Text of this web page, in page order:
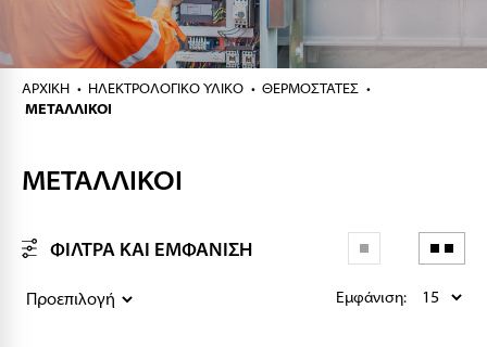
ΑΡΧΙΚΉ ΗΛΕΚΤΡΟΛΟΓΙΚΟ ΥΛΙΚΟ
ΘΕΡΜΟΣΤΑΤΕΣ
ΜΕΤΑΛΛΙΚΟΙ
ΜΕΤΑΛΛΙΚΟΙ
ΦΙΛΤΡΑ ΚΑΙ ΕΜΦΑΝΙΣΗ
Εμφάνιση: